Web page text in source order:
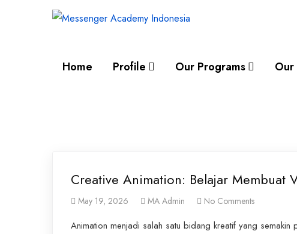
Home Profile Our Programs Our
Creative Animation: Belajar Membuat
May 19, 2026 MA Admin No Comments
Animation menjadi salah satu bidang kreatif yang